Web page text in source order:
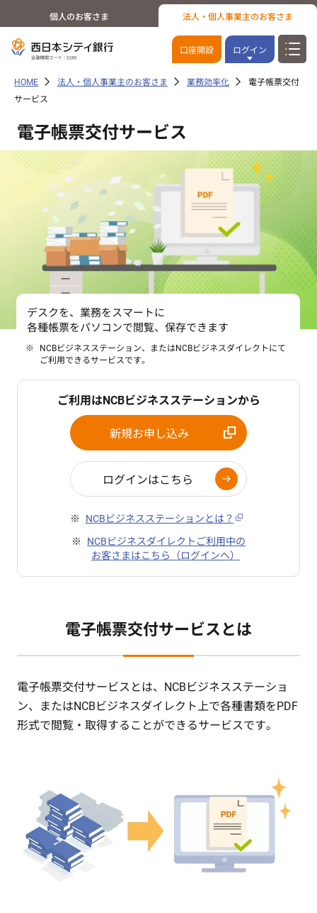
個人のお客さま 法人・個人事業主のお客さま
口座開設 ログイン
HOME 法人・個人事業主のお客さま 業務効率化
電子帳票交付
サービス
電子帳票交付サービス
デスクを、業務をスマートに
各種帳票をパソコンで閲覧、保存できます
NCBビジネスステーション、またはNCBビジネスダイレクトにて
ご利用できるサービスです。
ご利用はNCBビジネスステーションから
新規お申し込み
ログインはこちら
NCBビジネスステーションとは？
NCBビジネスダイレクトご利用中の
お客さまはこちら（ログインへ）
電子帳票交付サービスとは
電子帳票交付サービスとは、NCBビジネスステーショ
ン、またはNCBビジネスダイレクト上で各種書類をPDF
形式で閲覧・取得することができるサービスです。